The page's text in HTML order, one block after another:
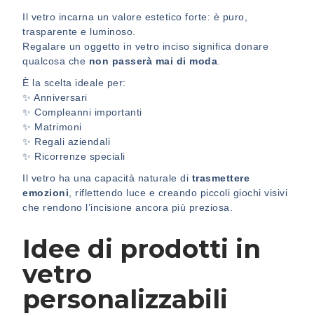
Il vetro incarna un valore estetico forte: è puro,
trasparente e luminoso.
Regalare un oggetto in vetro inciso significa donare
qualcosa che non passerà mai di moda
È la scelta ideale per:
✨ Anniversari
✨ Compleanni importanti
✨ Matrimoni
✨ Regali aziendali
✨ Ricorrenze speciali
Il vetro ha una capacità naturale di trasmettere
emozioni , riflettendo luce e creando piccoli giochi visivi
che rendono l’incisione ancora più preziosa.
Idee di prodotti in
vetro
personalizzabili